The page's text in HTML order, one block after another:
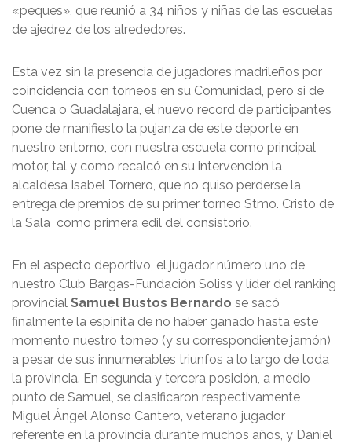
«peques», que reunió a 34 niños y niñas de las escuelas
de ajedrez de los alrededores.
Esta vez sin la presencia de jugadores madrileños por
coincidencia con torneos en su Comunidad, pero si de
Cuenca o Guadalajara, el nuevo record de participantes
pone de manifiesto la pujanza de este deporte en
nuestro entorno, con nuestra escuela como principal
motor, tal y como recalcó en su intervención la
alcaldesa Isabel Tornero, que no quiso perderse la
entrega de premios de su primer torneo Stmo. Cristo de
la Sala como primera edil del consistorio.
En el aspecto deportivo, el jugador número uno de
nuestro Club Bargas-Fundación Soliss y líder del ranking
provincial Samuel Bustos Bernardo se sacó
finalmente la espinita de no haber ganado hasta este
momento nuestro torneo (y su correspondiente jamón)
a pesar de sus innumerables triunfos a lo largo de toda
la provincia. En segunda y tercera posición, a medio
punto de Samuel, se clasificaron respectivamente
Miguel Ángel Alonso Cantero, veterano jugador
referente en la provincia durante muchos años, y Daniel